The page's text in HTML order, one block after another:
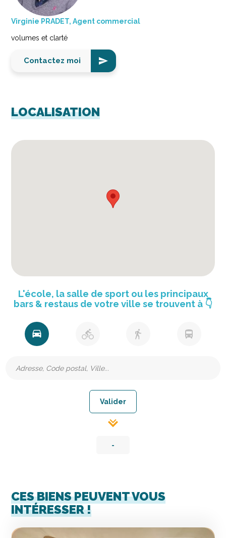
Virginie PRADET, Agent commercial
volumes et clarté
Contactez moi
LOCALISATION
L'école, la salle de sport ou les principaux
bars & restaus de votre ville se trouvent à 👇
-
CES BIENS PEUVENT VOUS
INTÉRESSER !